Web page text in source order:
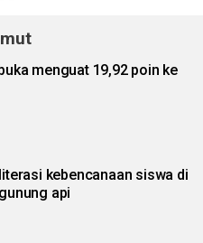
menguat 19,92 poin ke
kebencanaan siswa di
api